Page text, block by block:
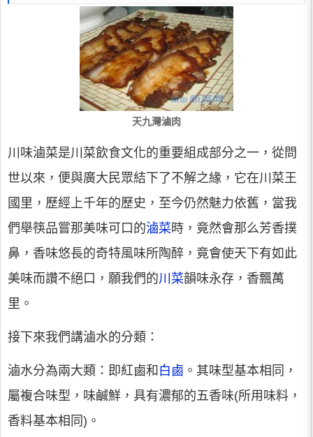
天九灣滷肉
川味滷菜是川菜飲食文化的重要組成部分之一，從問
世以來，便與廣大民眾結下了不解之緣，它在川菜王
國里，歷經上千年的歷史，至今仍然魅力依舊，當我
們舉筷品嘗那美味可口的滷菜時，竟然會那么芳香撲
鼻，香味悠長的奇特風味所陶醉，竟會使天下有如此
美味而讚不絕口，願我們的川菜韻味永存，香飄萬
里。
接下來我們講滷水的分類：
滷水分為兩大類：即紅鹵和 白鹵 。其味型基本相同，
屬複合味型，味鹹鮮，具有濃郁的五香味(所用味料，
香料基本相同)。